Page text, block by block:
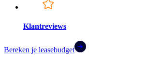
Klantreviews
Bereken je leasebudget